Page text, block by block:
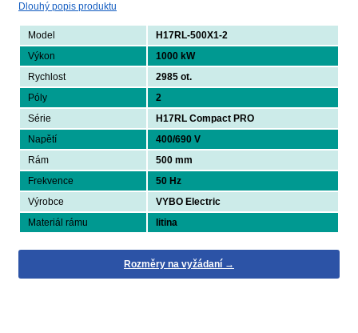
Dlouhý popis produktu
Model
H17RL-500X1-2
Výkon
1000 kW
Rychlost
2985 ot.
Póly
2
Série
H17RL Compact PRO
Napětí
400/690 V
Rám
500 mm
Frekvence
50 Hz
Výrobce
VYBO Electric
Materiál rámu
litina
Rozměry na vyžádaní →